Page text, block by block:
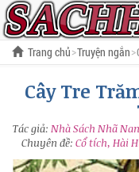
Trang chủ Truyện ngắn
Cây Tre
Tác giả: Nhà Sách Nhã
Chuyên đề: Cổ tích, Hài